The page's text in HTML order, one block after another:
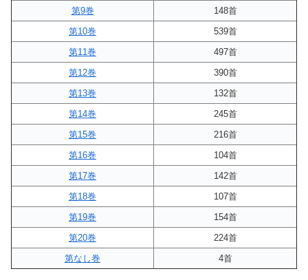
第9巻
148首
第10巻
539首
第11巻
497首
第12巻
390首
第13巻
132首
第14巻
245首
第15巻
216首
第16巻
104首
第17巻
142首
第18巻
107首
第19巻
154首
第20巻
224首
第なし巻
4首